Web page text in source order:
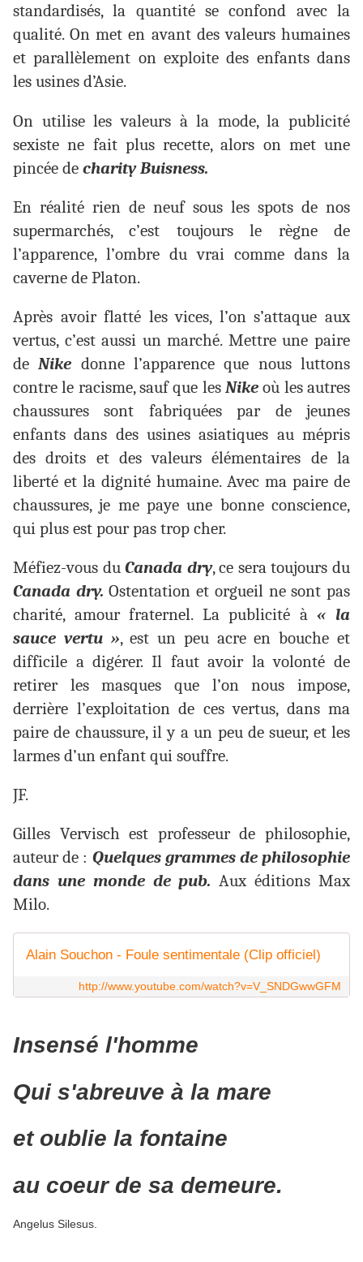
standardisés, la quantité se confond avec la
qualité. On met en avant des valeurs humaines
et parallèlement on exploite des enfants dans
les usines d’Asie.
On utilise les valeurs à la mode, la publicité
sexiste ne fait plus recette, alors on met une
pincée de charity Buisness.
En réalité rien de neuf sous les spots de nos
supermarchés, c’est toujours le règne de
l’apparence, l’ombre du vrai comme dans la
caverne de Platon.
Après avoir flatté les vices, l’on s’attaque aux
vertus, c’est aussi un marché. Mettre une paire
deNike donne l’apparence que nous luttons
contre le racisme, sauf que les Nike où les autres
chaussures sont fabriquées par de jeunes
enfants dans des usines asiatiques au mépris
des droits et des valeurs élémentaires de la
liberté et la dignité humaine. Avec ma paire de
chaussures, je me paye une bonne conscience,
qui plus est pour pas trop cher.
Méfiez-vous duCanada dry, ce sera toujours du
Canada dry. Ostentation et orgueil ne sont pas
charité, amour fraternel. La publicité à« la
sauce vertu », est un peu acre en bouche et
difficile a digérer. Il faut avoir la volonté de
retirer les masques que l’on nous impose,
derrière l’exploitation de ces vertus, dans ma
paire de chaussure, il y a un peu de sueur, et les
larmes d’un enfant qui souffre.
JF.
Gilles Vervisch est professeur de philosophie,
auteur de : Quelques grammes de philosophie
dans une monde de pub. Aux éditions Max
Milo.
Alain Souchon - Foule sentimentale (Clip officiel)
http://www.youtube.com/watch?v=V_SNDGwwGFM
Insensé l'homme
Qui s'abreuve à la mare
et oublie la fontaine
au coeur de sa demeure.
Angelus Silesus.